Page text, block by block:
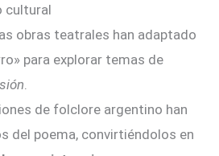
cultural
obras teatrales han adaptado
para explorar temas de
de folclore argentino han
del poema, convirtiéndolos en